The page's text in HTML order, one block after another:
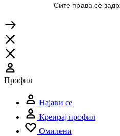
Сите права се
Профил
Најави се
Креирај профил
Омилени